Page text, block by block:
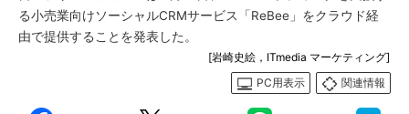
る小売業向けソーシャルCRMサービス「ReBee」をクラウド経
由で提供することを発表した。
[岩崎史絵，ITmedia マーケティング]
PC用表示
関連情報